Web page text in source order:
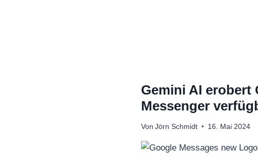
Gemini AI erobert
Messenger
Von Jörn Schmidt 16. Mai 2024